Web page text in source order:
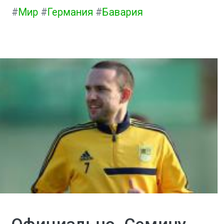
#Мир #Германия #Бавария